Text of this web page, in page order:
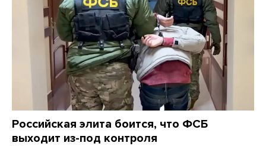
Российская элита боится, что ФСБ
выходит из-под контроля